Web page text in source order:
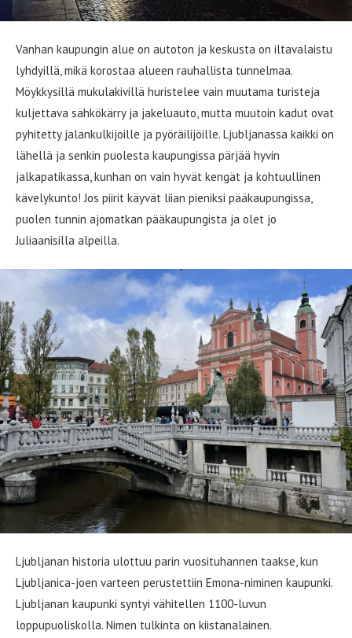
Vanhan kaupungin alue on autoton ja keskusta on iltavalaistu
lyhdyillä, mikä korostaa alueen rauhallista tunnelmaa.
Möykkysillä mukulakivillä huristelee vain muutama turisteja
kuljettava sähkökärry ja jakeluauto, mutta muutoin kadut ovat
pyhitetty jalankulkijoille ja pyöräilijöille. Ljubljanassa kaikki on
lähellä ja senkin puolesta kaupungissa pärjää hyvin
jalkapatikassa, kunhan on vain hyvät kengät ja kohtuullinen
kävelykunto! Jos piirit käyvät liian pieniksi pääkaupungissa,
puolen tunnin ajomatkan pääkaupungista ja olet jo
Juliaanisilla alpeilla.
Ljubljanan historia ulottuu parin vuosituhannen taakse, kun
Ljubljanica-joen varteen perustettiin Emona-niminen kaupunki.
Ljubljanan kaupunki syntyi vähitellen 1100-luvun
loppupuoliskolla. Nimen tulkinta on kiistanalainen.